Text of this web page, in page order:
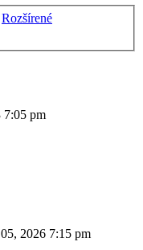
Rozšírené
7:05 pm
2026 7:15 pm